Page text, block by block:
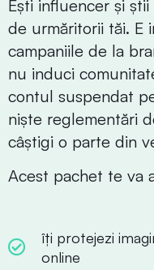
Ești influencer și
de urmăritorii tăi. E
campaniile de la
nu induci
contul suspendat
niște reglementări
câștigi o parte din
Acest pachet te va
îți protejezi
online